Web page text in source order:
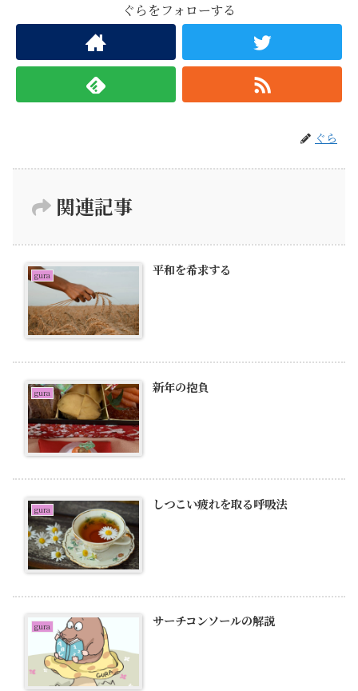
ぐらをフォローする
ぐら
関連記事
gura 平和を希求する
gura 新年の抱負
gura しつこい疲れを取る呼吸法
gura サーチコンソールの解説